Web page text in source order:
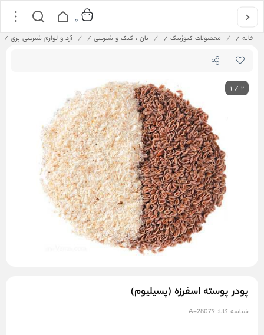
خانه / محصولات کتوژنیک / نان ، کیک و شیرینی / آرد و لوازم شیرینی پزی /
0
1 / 2
پودر پوسته اسفرزه (پسیلیوم)
شناسه کالا: A-28079